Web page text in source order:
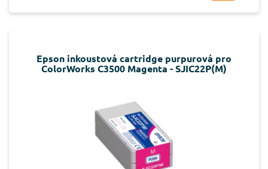
Epson inkoustová cartridge purpurová pro
ColorWorks C3500 Magenta - SJIC22P(M)